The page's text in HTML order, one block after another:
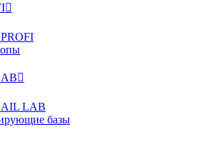
LAB
базы